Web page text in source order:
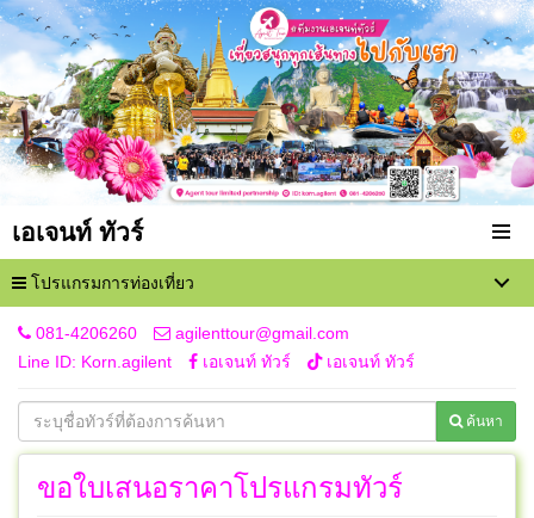
เอเจนท์ ทัวร์
โปรแกรมการท่องเที่ยว
081-4206260
agilenttour@gmail.com
Line ID: Korn.agilent
เอเจนท์ ทัวร์ เอเจนท์ ทัวร์
ค้นหา
ขอใบเสนอราคาโปรแกรมทัวร์